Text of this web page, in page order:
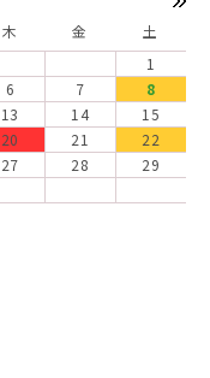
木 金
土
1
6 7
8
13 14
15
20 21
22
27 28
29